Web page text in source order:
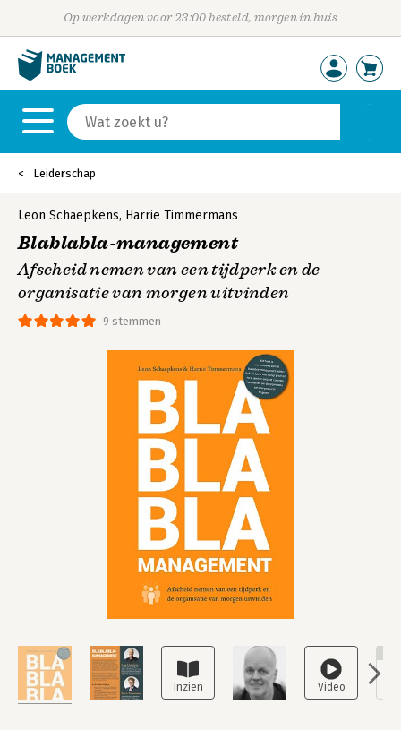
Op werkdagen voor 23:00 besteld, morgen in huis
Leiderschap
9 stemmen
Leon Schaepkens, Harrie Timmermans
Blablabla-management
Afscheid nemen van een tijdperk en de
organisatie van morgen uitvinden